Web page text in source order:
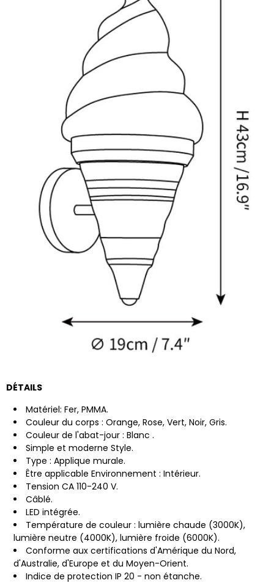
DÉTAILS
Matériel: Fer, PMMA.
Couleur du corps : Orange, Rose, Vert, Noir, Gris.
Couleur de l'abat-jour : Blanc .
Simple et moderne Style.
Type : Applique murale.
Être applicable Environnement : Intérieur.
Tension CA 110-240 V.
Câblé.
LED intégrée.
Température de couleur : lumière chaude (3000K),
lumière neutre (4000K), lumière froide (6000K).
Conforme aux certifications d'Amérique du Nord,
d'Australie, d'Europe et du Moyen-Orient.
Indice de protection IP 20 - non étanche.